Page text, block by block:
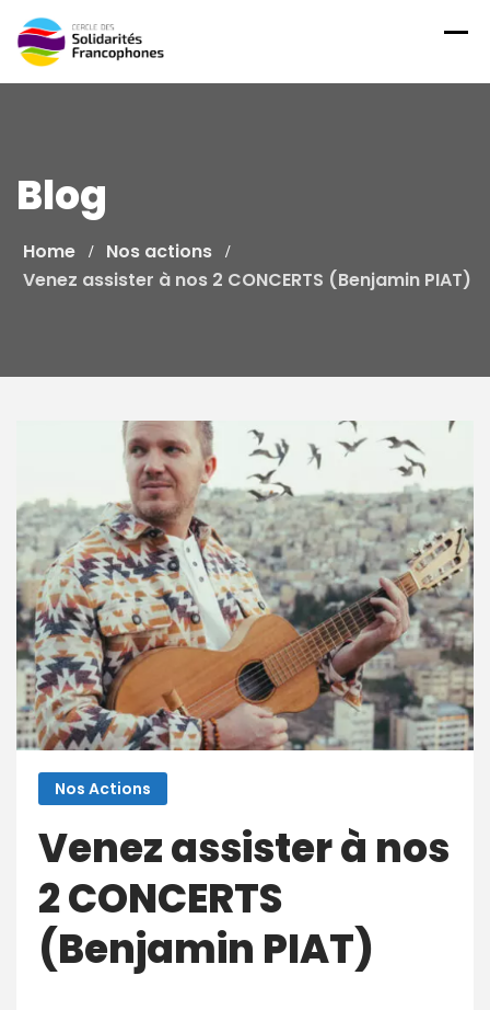
Skip
content
Blog
Home
Nos actions
Venez assister à nos 2 CONCERTS (Benjamin PIAT)
Nos Actions
Venez assister à nos
2 CONCERTS
(Benjamin PIAT)